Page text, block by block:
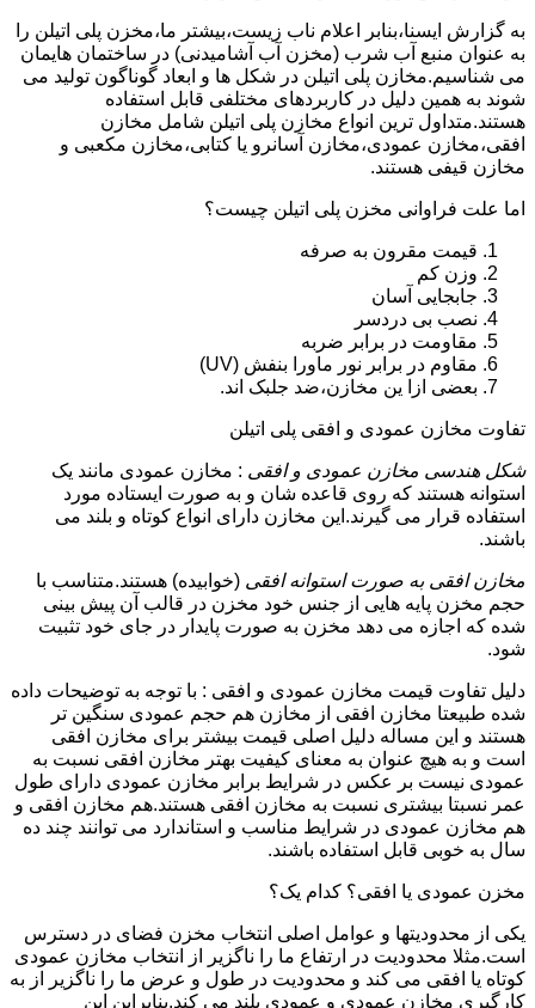
به گزارش ایسنا،بنابر اعلام ناب زیست،بیشتر ما،مخزن پلی اتیلن را
به عنوان منبع آب شرب (مخزن آب آشامیدنی) در ساختمان هایمان
می شناسیم.مخازن پلی اتیلن در شکل ها و ابعاد گوناگون تولید می
شوند به همین دلیل در کاربردهای مختلفی قابل استفاده
هستند.متداول ترین انواع مخازن پلی اتیلن شامل مخازن
افقی،مخازن عمودی،مخازن آسانرو یا کتابی،مخازن مکعبی و
مخازن قیفی هستند.
اما علت فراوانی مخزن پلی اتیلن چیست؟
قیمت مقرون به صرفه
وزن کم
جابجایی آسان
نصب بی دردسر
مقاومت در برابر ضربه
مقاوم در برابر نور ماورا بنفش (UV)
بعضی ازا ین مخازن،ضد جلبک اند.
تفاوت مخازن عمودی و افقی پلی اتیلن
شکل هندسی مخازن عمودی و افقی : مخازن عمودی مانند یک
استوانه هستند که روی قاعده شان و به صورت ایستاده مورد
استفاده قرار می گیرند.این مخازن دارای انواع کوتاه و بلند می
باشند.
مخازن افقی به صورت استوانه افقی (خوابیده) هستند.متناسب با
حجم مخزن پایه هایی از جنس خود مخزن در قالب آن پیش بینی
شده که اجازه می دهد مخزن به صورت پایدار در جای خود تثبیت
شود.
دلیل تفاوت قیمت مخازن عمودی و افقی : با توجه به توضیحات داده
شده طبیعتا مخازن افقی از مخازن هم حجم عمودی سنگین تر
هستند و این مساله دلیل اصلی قیمت بیشتر برای مخازن افقی
است و به هیچ عنوان به معنای کیفیت بهتر مخازن افقی نسبت به
عمودی نیست بر عکس در شرایط برابر مخازن عمودی دارای طول
عمر نسبتا بیشتری نسبت به مخازن افقی هستند.هم مخازن افقی و
هم مخازن عمودی در شرایط مناسب و استاندارد می توانند چند ده
سال به خوبی قابل استفاده باشند.
مخزن عمودی یا افقی؟ کدام یک؟
یکی از محدودیتها و عوامل اصلی انتخاب مخزن فضای در دسترس
است.مثلا محدودیت در ارتفاع ما را ناگزیر از انتخاب مخازن عمودی
کوتاه یا افقی می کند و محدودیت در طول و عرض ما را ناگزیر از به
کارگیری مخازن عمودی و عمودی بلند می کند.بنابراین این